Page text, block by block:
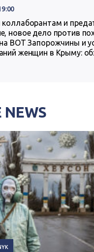
и
новое дело против
ВОТ Запорожчины и
женщин в Крыму:
NEWS